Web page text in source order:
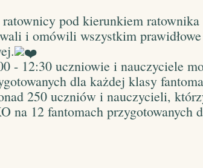
pod kierunkiem ratownika
i omówili wszystkim prawidłowe
- 12:30 uczniowie i nauczyciele
dla każdej klasy
250 uczniów i nauczycieli,
na 12 fantomach przygotowanych